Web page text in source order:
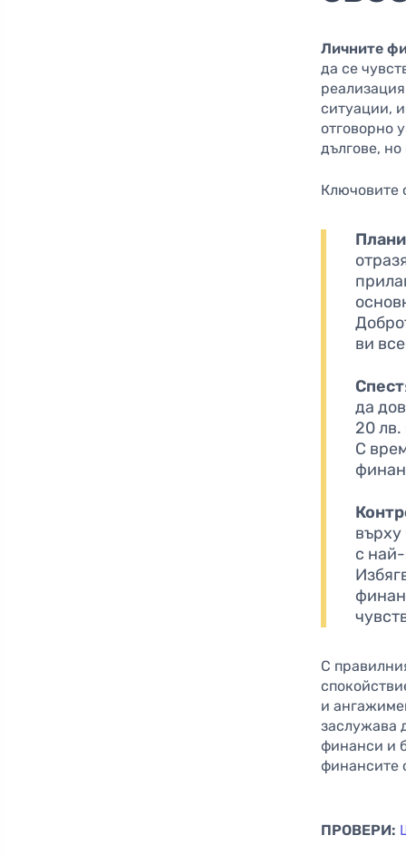
Личните
да се
ситуации,
отговорно
дългове,
Ключовите
ви
да
20
С
с
С
и
заслужава
финанси и
финансите
ПРОВЕРИ: